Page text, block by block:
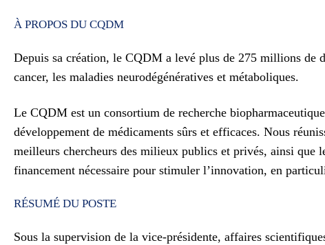
À PROPOS DU CQDM
Depuis sa création, le CQDM a levé plus de 275 millions de
cancer, les maladies neurodégénératives et métaboliques.
Le CQDM est un consortium de recherche
développement de médicaments sûrs et efficaces. Nous
meilleurs chercheurs des milieux publics et privés, ainsi que
financement nécessaire pour stimuler l’innovation, en
RÉSUMÉ DU POSTE
Sous la supervision de la vice-présidente, affaires